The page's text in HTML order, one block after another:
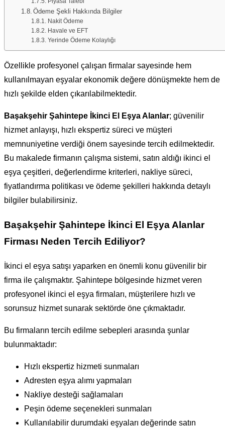
Ödeme Şekli Hakkında Bilgiler
Nakit Ödeme
Havale ve EFT
Yerinde Ödeme Kolaylığı
Özellikle profesyonel çalışan firmalar sayesinde hem
kullanılmayan eşyalar ekonomik değere dönüşmekte hem de
hızlı şekilde elden çıkarılabilmektedir.
Başakşehir Şahintepe İkinci El Eşya Alanlar; güvenilir
hizmet anlayışı, hızlı ekspertiz süreci ve müşteri
memnuniyetine verdiği önem sayesinde tercih edilmektedir.
Bu makalede firmanın çalışma sistemi, satın aldığı ikinci el
eşya çeşitleri, değerlendirme kriterleri, nakliye süreci,
fiyatlandırma politikası ve ödeme şekilleri hakkında detaylı
bilgiler bulabilirsiniz.
Başakşehir Şahintepe İkinci El Eşya Alanlar
Firması Neden Tercih Ediliyor?
İkinci el eşya satışı yaparken en önemli konu güvenilir bir
firma ile çalışmaktır. Şahintepe bölgesinde hizmet veren
profesyonel ikinci el eşya firmaları, müşterilere hızlı ve
sorunsuz hizmet sunarak sektörde öne çıkmaktadır.
Bu firmaların tercih edilme sebepleri arasında şunlar
bulunmaktadır:
Hızlı ekspertiz hizmeti sunmaları
Adresten eşya alımı yapmaları
Nakliye desteği sağlamaları
Peşin ödeme seçenekleri sunmaları
Kullanılabilir durumdaki eşyaları değerinde satın